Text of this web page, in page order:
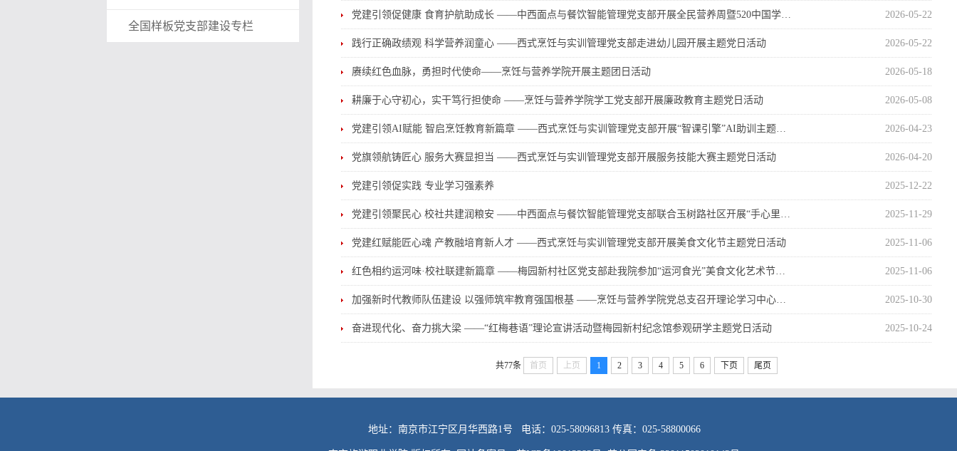
全国样板党支部建设专栏
党建引领促健康 食育护航助成长 ——中西面点与餐饮智能管理党支部开展全民营养周暨520中国学… 2026-05-22
践行正确政绩观 科学营养润童心 ——西式烹饪与实训管理党支部走进幼儿园开展主题党日活动 2026-05-22
赓续红色血脉，勇担时代使命——烹饪与营养学院开展主题团日活动 2026-05-18
耕廉于心守初心，实干笃行担使命 ——烹饪与营养学院学工党支部开展廉政教育主题党日活动 2026-05-08
党建引领AI赋能 智启烹饪教育新篇章 ——西式烹饪与实训管理党支部开展“智课引擎”AI助训主题… 2026-04-23
党旗领航铸匠心 服务大赛显担当 ——西式烹饪与实训管理党支部开展服务技能大赛主题党日活动 2026-04-20
党建引领促实践 专业学习强素养 2025-12-22
党建引领聚民心 校社共建润粮安 ——中西面点与餐饮智能管理党支部联合玉树路社区开展“手心里… 2025-11-29
党建红赋能匠心魂 产教融培育新人才 ——西式烹饪与实训管理党支部开展美食文化节主题党日活动 2025-11-06
红色相约运河味·校社联建新篇章 ——梅园新村社区党支部赴我院参加“运河食光”美食文化艺术节… 2025-11-06
加强新时代教师队伍建设 以强师筑牢教育强国根基 ——烹饪与营养学院党总支召开理论学习中心… 2025-10-30
奋进现代化、奋力挑大梁 ——“红梅巷语”理论宣讲活动暨梅园新村纪念馆参观研学主题党日活动 2025-10-24
共77条 首页 上页 1 2 3 4 5 6 下页 尾页
地址：南京市江宁区月华西路1号 电话：025-58096813 传真：025-58800066